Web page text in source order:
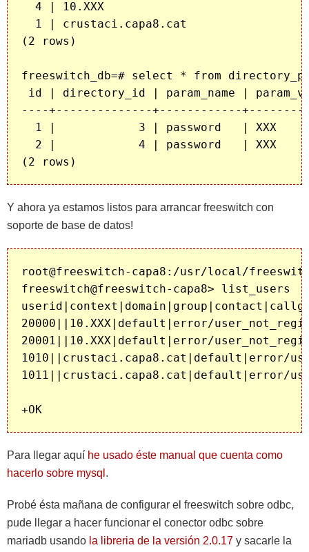
  4 | 10.XXX
  1 | crustaci.capa8.cat
(2 rows)
freeswitch_db=# select * from
id | directory_id | param_name |
----+--------------+------------
  1 |            3 | password   | XXX
  2 |            4 | password   | XXX
Y ahora ya estamos listos para arrancar freeswitch con
soporte de base de datos!
root@freeswitch-capa8:/usr/local/
freeswitch@freeswitch-capa8> list_users
20000||10.XXX|default|error/
20001||10.XXX|default|error/
1010||crustaci.capa8.cat|default|error/
1011||crustaci.capa8.cat|default|error/
Para llegar aquí he usado éste manual que cuenta como
hacerlo sobre mysql .
Probé ésta mañana de configurar el freeswitch sobre odbc,
pude llegar a hacer funcionar el conector odbc sobre
mariadb usando la libreria de la versión 2.0.17 y sacarle la